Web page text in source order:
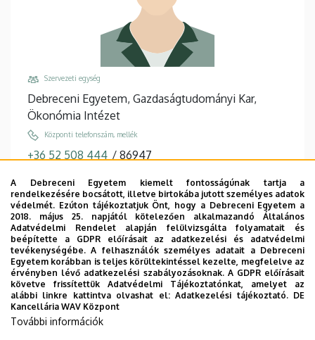
Szervezeti egység
Debreceni Egyetem, Gazdaságtudományi Kar,
Ökonómia Intézet
Központi telefonszám, mellék
+36 52 508 444 / 86947
losonczi.laszlo@econ.unideb.hu
Cím
4032 Debrecen Böszörményi út 138
Épület, emelet, ajtó
"Q" épület GTK Táj- és Vidékfejlesztési Központ,
földszint, 15
Weboldalak
Tudóstér profil
A Debreceni Egyetem kiemelt fontosságúnak tartja a
rendelkezésére bocsátott, illetve birtokába jutott személyes adatok
védelmét. Ezúton tájékoztatjuk Önt, hogy a Debreceni Egyetem a
2018. május 25. napjától kötelezően alkalmazandó Általános
Adatvédelmi Rendelet alapján felülvizsgálta folyamatait és
beépítette a GDPR előírásait az adatkezelési és adatvédelmi
tevékenységébe. A felhasználók személyes adatait a Debreceni
Egyetem korábban is teljes körültekintéssel kezelte, megfelelve az
érvényben lévő adatkezelési szabályozásoknak. A GDPR előírásait
követve frissítettük Adatvédelmi Tájékoztatónkat, amelyet az
alábbi linkre kattintva olvashat el:Adatkezelési tájékoztató. DE
Kancellária WAV Központ
További információk